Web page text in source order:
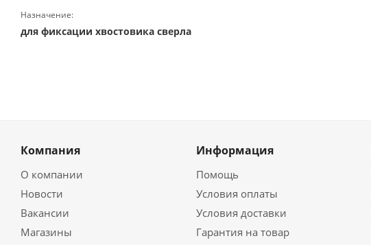
Назначение:
для фиксации хвостовика сверла
Компания
О компании
Новости
Вакансии
Магазины
Информация
Помощь
Условия оплаты
Условия доставки
Гарантия на товар